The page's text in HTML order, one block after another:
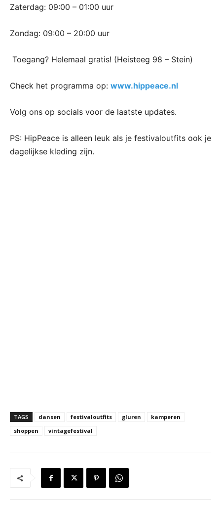
Zaterdag: 09:00 – 01:00 uur
Zondag: 09:00 – 20:00 uur
️ Toegang? Helemaal gratis! (Heisteeg 98 – Stein)
Check het programma op: www.hippeace.nl
Volg ons op socials voor de laatste updates.
PS: HipPeace is alleen leuk als je festivaloutfits ook je
dagelijkse kleding zijn.
TAGS dansen festivaloutfits gluren
kamperen
shoppen
vintagefestival